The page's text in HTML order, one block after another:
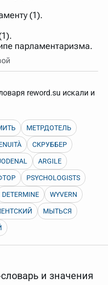
(1).
парламентаризма.
reword.su искали и
МЕТРДОТЕЛЬ
СКРУББЕР
ARGILE
PSYCHOLOGISTS
DETERMINE WYVERN
МЫТЬСЯ
и значения